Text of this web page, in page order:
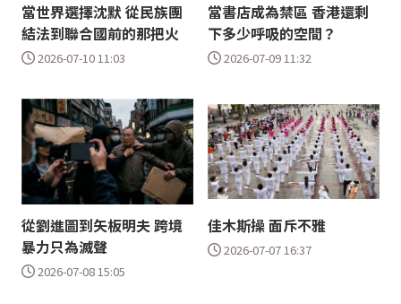
當世界選擇沈默 從民族團
結法到聯合國前的那把火
2026-07-10 11:03
當書店成為禁區 香港還剩
下多少呼吸的空間？
2026-07-09 11:32
從劉進圖到矢板明夫 跨境
暴力只為滅聲
2026-07-08 15:05
佳木斯操 面斥不雅
2026-07-07 16:37